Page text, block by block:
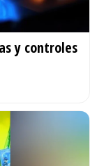
y controles